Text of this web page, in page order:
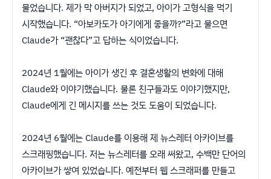
물었습니다. 제가 막 아버지가 되었고, 아이가 고형식을 먹기
시작했습니다. “아보카도가 아기에게 좋을까?”라고 물으면
Claude가 “괜찮다”고 답하는 식이었습니다.
2024년 1월에는 아이가 생긴 후 결혼생활의 변화에 대해
Claude와 이야기했습니다. 물론 친구들과도 이야기했지만,
Claude에게 긴 메시지를 쓰는 것도 도움이 되었습니다.
2024년 6월에는 Claude를 이용해 제 뉴스레터 아카이브를
스크래핑했습니다. 저는 뉴스레터를 오래 써왔고, 수백만 단어의
아카이브가 쌓여 있었습니다. 예전부터 웹 스크래퍼를 만들고